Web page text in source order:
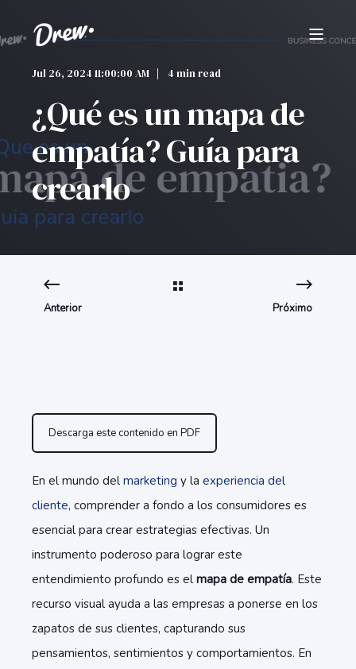
Jul 26, 2024 11:00:00 AM 4 min read
¿Qué es un mapa de
empatía? Guía para
crearlo
Anterior Próximo
Descarga este contenido en PDF
En el mundo del marketing y la experiencia del
cliente, comprender a fondo a los consumidores es
esencial para crear estrategias efectivas. Un
instrumento poderoso para lograr este
entendimiento profundo es el mapa de empatía. Este
recurso visual ayuda a las empresas a ponerse en los
zapatos de sus clientes, capturando sus
pensamientos, sentimientos y comportamientos. En